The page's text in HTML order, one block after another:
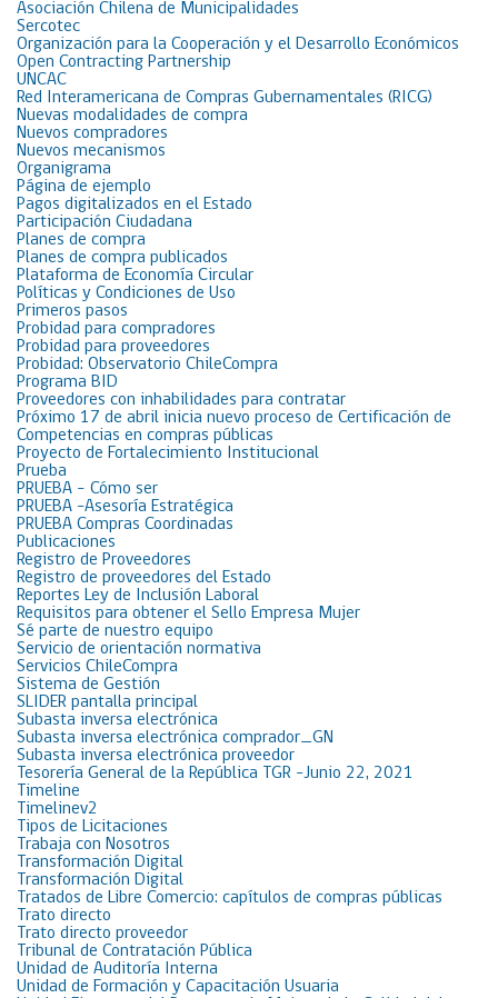
Asociación Chilena de Municipalidades
Sercotec
Organización para la Cooperación y el Desarrollo Económicos
Open Contracting Partnership
UNCAC
Red Interamericana de Compras Gubernamentales (RICG)
Nuevas modalidades de compra
Nuevos compradores
Nuevos mecanismos
Organigrama
Página de ejemplo
Pagos digitalizados en el Estado
Participación Ciudadana
Planes de compra
Planes de compra publicados
Plataforma de Economía Circular
Políticas y Condiciones de Uso
Primeros pasos
Probidad para compradores
Probidad para proveedores
Probidad: Observatorio ChileCompra
Programa BID
Proveedores con inhabilidades para contratar
Próximo 17 de abril inicia nuevo proceso de Certificación de
Competencias en compras públicas
Proyecto de Fortalecimiento Institucional
Prueba
PRUEBA – Cómo ser
PRUEBA -Asesoría Estratégica
PRUEBA Compras Coordinadas
Publicaciones
Registro de Proveedores
Registro de proveedores del Estado
Reportes Ley de Inclusión Laboral
Requisitos para obtener el Sello Empresa Mujer
Sé parte de nuestro equipo
Servicio de orientación normativa
Servicios ChileCompra
Sistema de Gestión
SLIDER pantalla principal
Subasta inversa electrónica
Subasta inversa electrónica comprador_GN
Subasta inversa electrónica proveedor
Tesorería General de la República TGR -Junio 22, 2021
Timeline
Timelinev2
Tipos de Licitaciones
Trabaja con Nosotros
Transformación Digital
Transformación Digital
Tratados de Libre Comercio: capítulos de compras públicas
Trato directo
Trato directo proveedor
Tribunal de Contratación Pública
Unidad de Auditoría Interna
Unidad de Formación y Capacitación Usuaria